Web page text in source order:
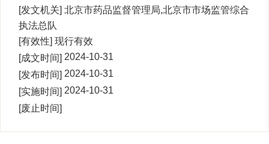
[发文机关] 北京市药品监督管理局,北京市市场监管综合
执法总队
[有效性] 现行有效
[成文时间] 2024-10-31
00:00:00
[发布时间] 2024-10-31
17:30:04
[实施时间] 2024-10-31
[废止时间]